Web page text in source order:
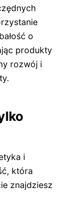
o
produkty
rozwój i
i
która
znajdziesz